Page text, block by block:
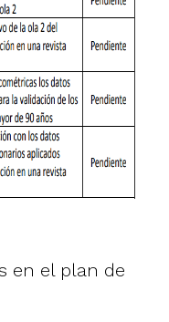
en el plan de